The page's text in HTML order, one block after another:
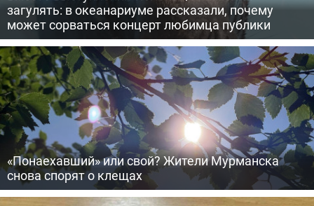
загулять: в океанариуме рассказали, почему
может сорваться концерт любимца публики
«Понаехавший» или свой? Жители Мурманска
снова спорят о клещах